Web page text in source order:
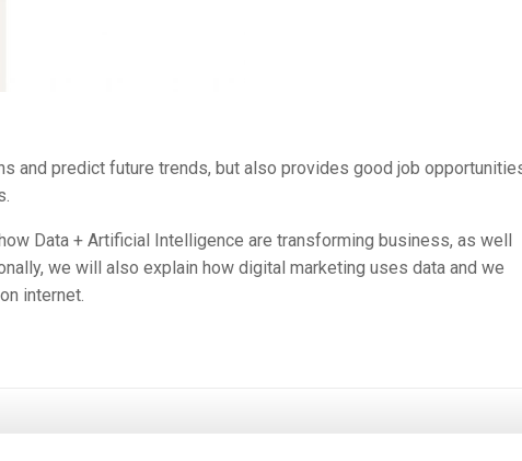
and predict future trends, but also provides good job
Data + Artificial Intelligence are transforming business, as well
we will also explain how digital marketing uses data and we
internet.